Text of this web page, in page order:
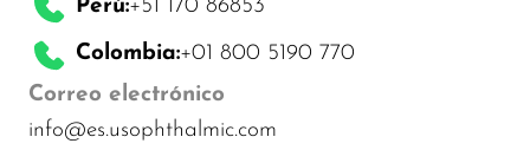
Perú:+51 170 86853
Colombia:+01 800 5190 770
Correo electrónico
info@es.usophthalmic.com